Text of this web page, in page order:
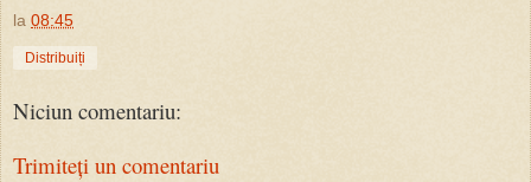
la 08:45
Distribuiți
Niciun comentariu:
Trimiteți un comentariu